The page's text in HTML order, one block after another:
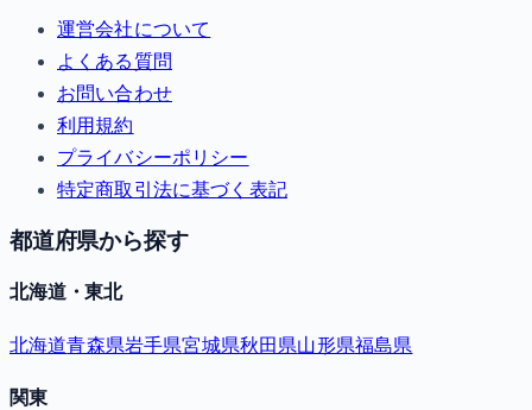
運営会社について
よくある質問
お問い合わせ
利用規約
プライバシーポリシー
特定商取引法に基づく表記
都道府県から探す
北海道・東北
北海道青森県岩手県宮城県秋田県山形県福島県
関東